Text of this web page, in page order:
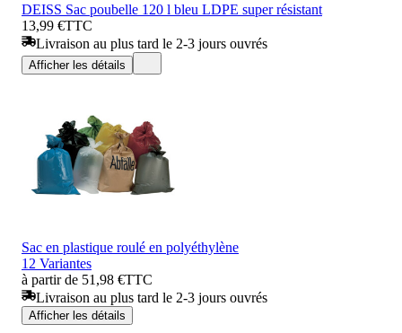
DEISS Sac poubelle 120 l bleu LDPE super résistant
13,99 €TTC
Livraison au plus tard le 2-3 jours ouvrés
Afficher les détails
Sac en plastique roulé en polyéthylène
12 Variantes
à partir de 51,98 €TTC
Livraison au plus tard le 2-3 jours ouvrés
Afficher les détails